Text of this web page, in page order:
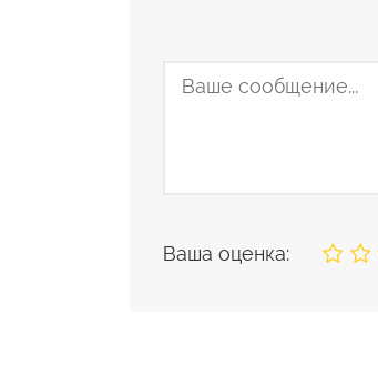
Ваша оценка: